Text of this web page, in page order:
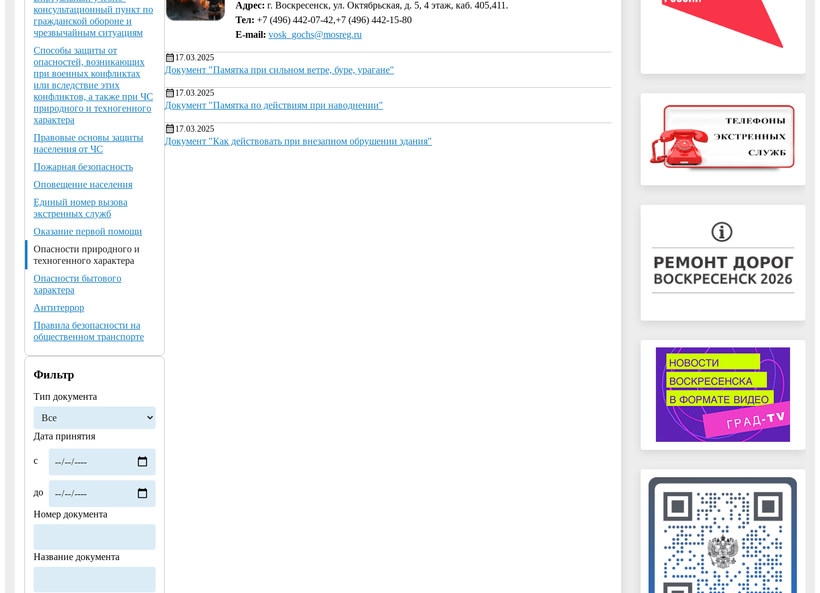
консультационный пункт по
гражданской обороне и
чрезвычайным ситуациям
Способы защиты от
опасностей, возникающих
при военных конфликтах
или вследствие этих
конфликтов, а также при ЧС
природного и техногенного
характера
Правовые основы защиты
населения от ЧС
Пожарная безопасность
Оповещение населения
Единый номер вызова
экстренных служб
Оказание первой помощи
Опасности природного и
техногенного характера
Опасности бытового
характера
Антитеррор
Правила безопасности на
общественном транспорте
Фильтр
Тип документа
Дата принятия
с
до
Номер документа
Название документа
Адрес: г. Воскресенск, ул. Октябрьская, д. 5, 4 этаж, каб. 405,411.
Тел: +7 (496) 442-07-42,+7 (496) 442-15-80
E-mail: vosk_gochs@mosreg.ru
17.03.2025
Документ "Памятка при сильном ветре, буре, урагане"
17.03.2025
Документ "Памятка по действиям при наводнении"
17.03.2025
Документ "Как действовать при внезапном обрушении здания"